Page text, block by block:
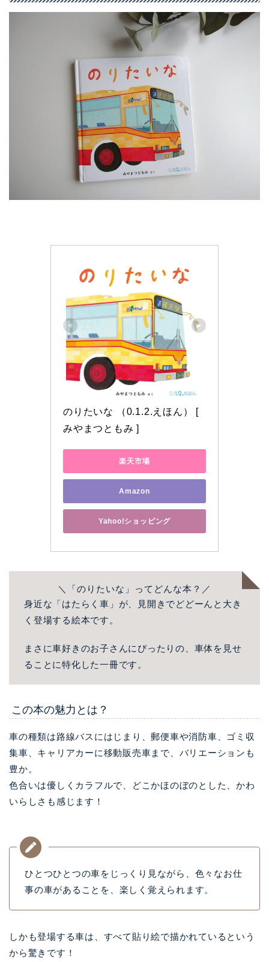
のりたいな （0.1.2.えほん） [
みやまつともみ ]
楽天市場
Amazon
Yahoo!ショッピング
＼「のりたいな」ってどんな本？／
身近な「はたらく車」が、見開きでどどーんと大き
く登場する絵本です。
まさに車好きのお子さんにぴったりの、車体を見せ
ることに特化した一冊です。
この本の魅力とは？
車の種類は路線バスにはじまり、郵便車や消防車、ゴミ収
集車、キャリアカーに移動販売車まで、バリエーションも
豊か。
色合いは優しくカラフルで、どこかほのぼのとした、かわ
いらしさも感じます！
ひとつひとつの車をじっくり見ながら、色々なお仕
事の車があることを、楽しく覚えられます。
しかも登場する車は、すべて貼り絵で描かれているという
から驚きです！